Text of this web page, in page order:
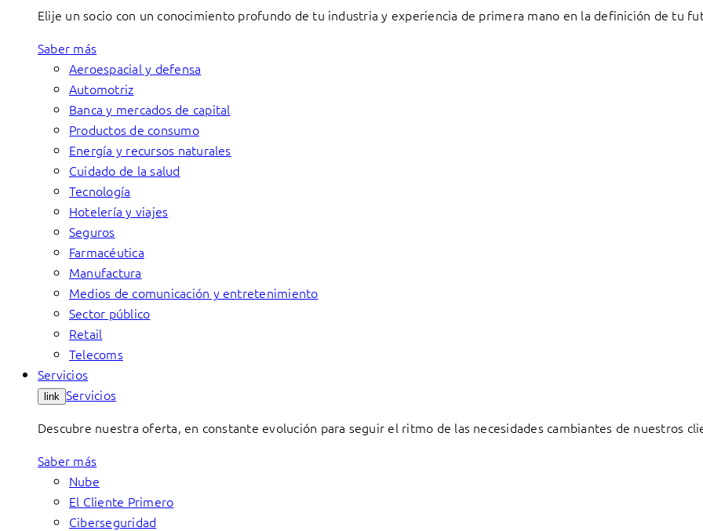
Elije un socio con un conocimiento profundo de tu industria y experiencia de primera mano en la definición de tu
Saber más
Aeroespacial y defensa
Automotriz
Banca y mercados de capital
Productos de consumo
Energía y recursos naturales
Cuidado de la salud
Tecnología
Hotelería y viajes
Seguros
Farmacéutica
Manufactura
Medios de comunicación y entretenimiento
Sector público
Retail
Telecoms
Servicios
link Servicios
Descubre nuestra oferta, en constante evolución para seguir el ritmo de las necesidades cambiantes de nuestros
Saber más
Nube
El Cliente Primero
Ciberseguridad